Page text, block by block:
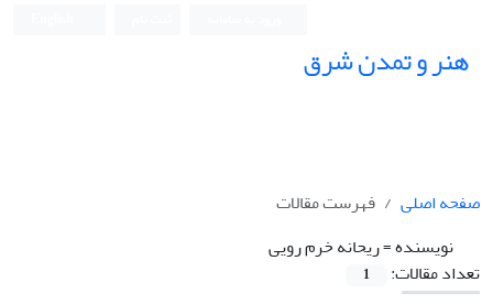
هنر و تمدن شرق
صفحه اصلی
فهرست مقالات
نویسنده =ریحانه خرم رویی
تعداد مقالات:
1